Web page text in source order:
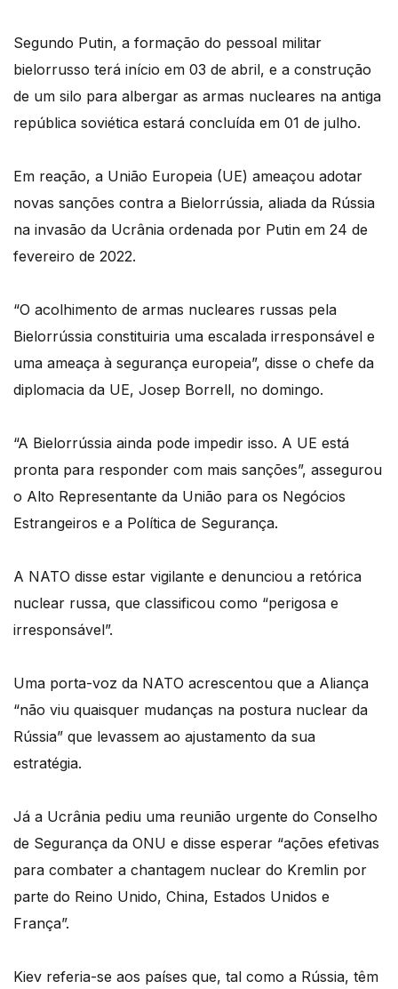
Segundo Putin, a formação do pessoal militar
bielorrusso terá início em 03 de abril, e a construção
de um silo para albergar as armas nucleares na antiga
república soviética estará concluída em 01 de julho.
Em reação, a União Europeia (UE) ameaçou adotar
novas sanções contra a Bielorrússia, aliada da Rússia
na invasão da Ucrânia ordenada por Putin em 24 de
fevereiro de 2022.
“O acolhimento de armas nucleares russas pela
Bielorrússia constituiria uma escalada irresponsável e
uma ameaça à segurança europeia”, disse o chefe da
diplomacia da UE, Josep Borrell, no domingo.
“A Bielorrússia ainda pode impedir isso. A UE está
pronta para responder com mais sanções”, assegurou
o Alto Representante da União para os Negócios
Estrangeiros e a Política de Segurança.
A NATO disse estar vigilante e denunciou a retórica
nuclear russa, que classificou como “perigosa e
irresponsável”.
Uma porta-voz da NATO acrescentou que a Aliança
“não viu quaisquer mudanças na postura nuclear da
Rússia” que levassem ao ajustamento da sua
estratégia.
Já a Ucrânia pediu uma reunião urgente do Conselho
de Segurança da ONU e disse esperar “ações efetivas
para combater a chantagem nuclear do Kremlin por
parte do Reino Unido, China, Estados Unidos e
França”.
Kiev referia-se aos países que, tal como a Rússia, têm